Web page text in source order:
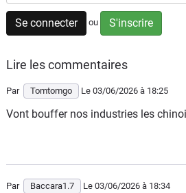
Services
Forum
Moto
Se connecter ou S'inscrire
Lire les commentaires
Par Tomtomgo Le 03/06/2026 à 18:25
Vont bouffer nos industries les
Par Baccara1.7 Le 03/06/2026 à 18:34